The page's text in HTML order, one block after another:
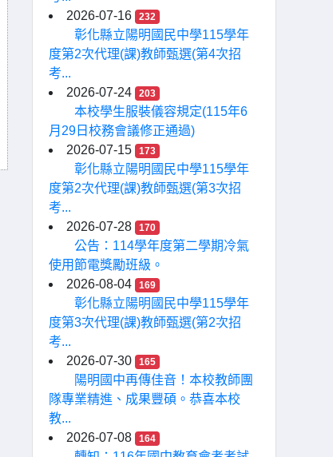
2026-07-16
232
彰化縣立陽明國民中學115學年
度第2次代理(課)教師甄選(第4次招
考...
2026-07-24
203
本校學生服裝儀容規定(115年6
月29日校務會議修正通過)
2026-07-15
173
彰化縣立陽明國民中學115學年
度第2次代理(課)教師甄選(第3次招
考...
2026-07-28
170
公告：114學年度第二學期冷氣
使用節電獎勵班級。
2026-08-04
169
彰化縣立陽明國民中學115學年
度第3次代理(課)教師甄選(第2次招
考...
2026-07-30
165
陽明國中再傳佳音！本校教師團
隊專業精進、成果豐碩。恭喜本校
教...
2026-07-08
164